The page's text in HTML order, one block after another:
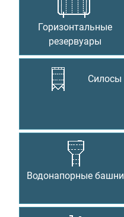
Горизонтальные
резервуары
Силосы
Водонапорные башни